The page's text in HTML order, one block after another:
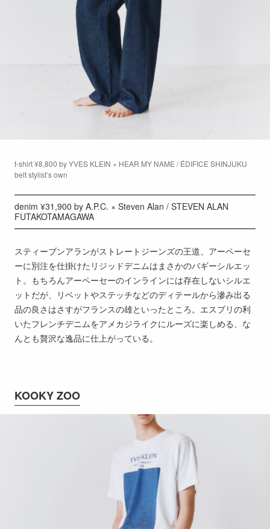
t-shirt ¥8,800 by YVES KLEIN × HEAR MY NAME / ÉDIFICE SHINJUKU
belt stylist’s own
denim ¥31,900 by A.P.C. × Steven Alan / STEVEN ALAN
FUTAKOTAMAGAWA
スティーブンアランがストレートジーンズの王道、アーペーセ
ーに別注を仕掛けたリジッドデニムはまさかのバギーシルエッ
ト。もちろんアーペーセーのインラインには存在しないシルエ
ットだが、リベットやステッチなどのディテールから滲み出る
品の良さはさすがフランスの雄といったところ。エスプリの利
いたフレンチデニムをアメカジライクにルーズに楽しめる、な
んとも贅沢な逸品に仕上がっている。
KOOKY ZOO